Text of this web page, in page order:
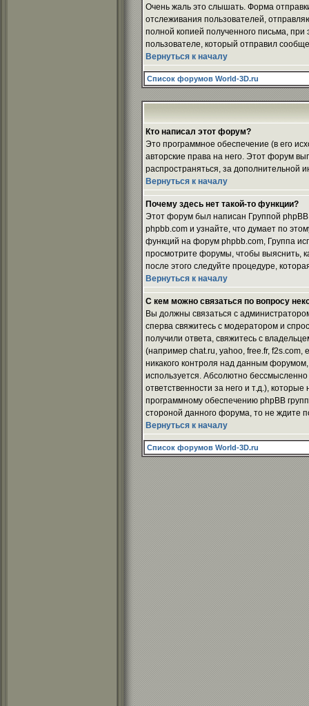
Очень жаль это слышать. Форма
отслеживания пользователей,
полной копией полученного письма,
пользователе, который отправил
Вернуться к началу
Список форумов World-3D.ru
Кто написал этот форум?
Это программное обеспечение (в его
авторские права на него. Этот форум
распространяться, за дополнительной
Вернуться к началу
Почему здесь нет такой-то функции?
Этот форум был написан Группой
phpbb.com и узнайте, что думает по
функций на форум phpbb.com, Группа
просмотрите форумы, чтобы выяснить,
после этого следуйте процедуре,
Вернуться к началу
С кем можно связаться по вопросу
Вы должны связаться с
сперва свяжитесь с модератором и
получили ответа, свяжитесь с
(например chat.ru, yahoo, free.fr, f2s.com,
никакого контроля над данным
используется. Абсолютно
ответственности за него и т.д.),
программному обеспечению phpBB
стороной данного форума, то не ждите
Вернуться к началу
Список форумов World-3D.ru